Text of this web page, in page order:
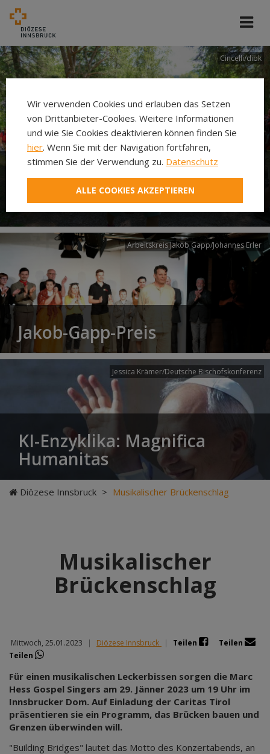
Cincelli/dibk
Neuer Pilgerweg Via
Laudato si’
Arbeitskreis Jakob Gapp/Johannes Erler
Jakob-Gapp-Preis
Jessica Krämer/Deutsche Bischofskonferenz
KI-Enzyklika: Magnifica
Humanitas
Diözese Innsbruck > Musikalischer Brückenschlag
Musikalischer
Brückenschlag
Mittwoch, 25.01.2023 | Diözese Innsbruck | Teilen
Teilen
Teilen
Für einen musikalischen Leckerbissen sorgen die Marc
Hess Gospel Singers am 29. Jänner 2023 um 19 Uhr im
Innsbrucker Dom. Auf Einladung der Caritas Tirol
präsentieren sie ein Programm, das Brücken bauen und
Grenzen überwinden will.
"Building Bridges" lautet das Motto des Konzertabends, an
Wir verwenden Cookies und erlauben das Setzen
von Drittanbieter-Cookies. Weitere Informationen
und wie Sie Cookies deaktivieren können finden Sie
hier. Wenn Sie mit der Navigation fortfahren,
stimmen Sie der Verwendung zu. Datenschutz
ALLE COOKIES AKZEPTIEREN